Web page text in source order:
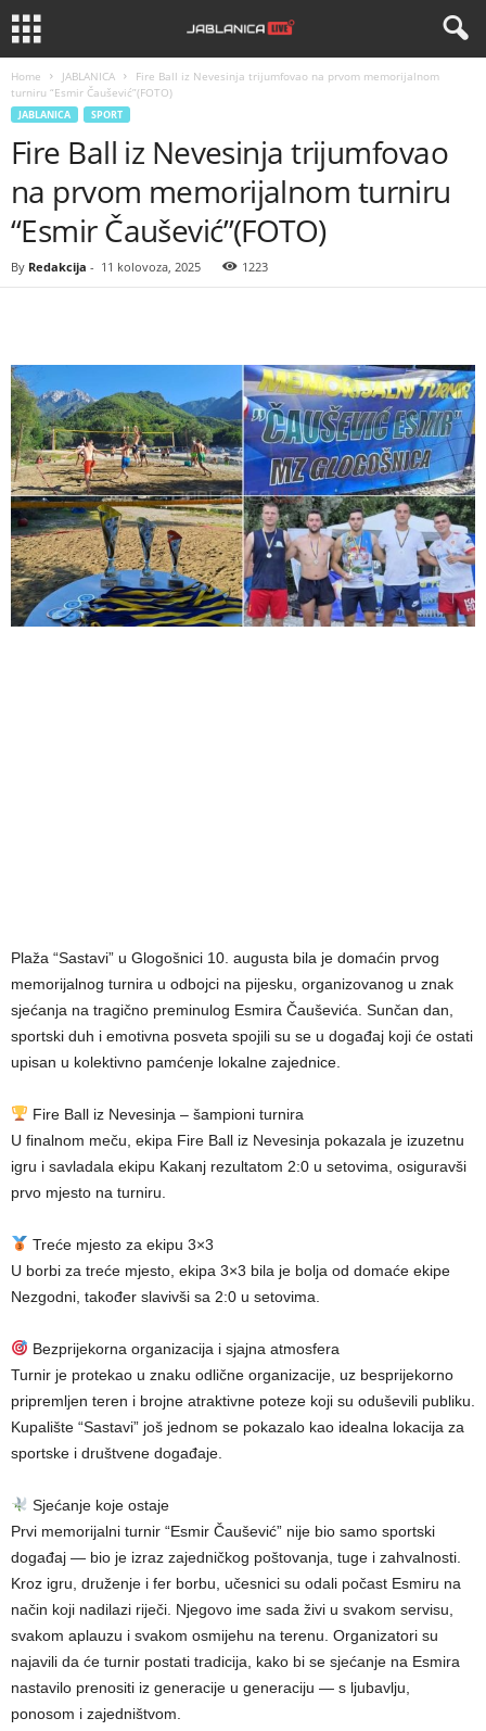
Home JABLANICA
Fire Ball iz Nevesinja trijumfovao na prvom memorijalnom
turniru “Esmir Čaušević”(FOTO)
JABLANICA SPORT
Fire Ball iz Nevesinja trijumfovao
na prvom memorijalnom turniru
“Esmir Čaušević”(FOTO)
By Redakcija - 11 kolovoza, 2025 1223
Plaža “Sastavi” u Glogošnici 10. augusta bila je domaćin prvog
memorijalnog turnira u odbojci na pijesku, organizovanog u znak
sjećanja na tragično preminulog Esmira Čauševića. Sunčan dan,
sportski duh i emotivna posveta spojili su se u događaj koji će ostati
upisan u kolektivno pamćenje lokalne zajednice.
Fire Ball iz Nevesinja – šampioni turnira
U finalnom meču, ekipa Fire Ball iz Nevesinja pokazala je izuzetnu
igru i savladala ekipu Kakanj rezultatom 2:0 u setovima, osiguravši
prvo mjesto na turniru.
Treće mjesto za ekipu 3×3
U borbi za treće mjesto, ekipa 3×3 bila je bolja od domaće ekipe
Nezgodni, također slavivši sa 2:0 u setovima.
Bezprijekorna organizacija i sjajna atmosfera
Turnir je protekao u znaku odlične organizacije, uz besprijekorno
pripremljen teren i brojne atraktivne poteze koji su oduševili publiku.
Kupalište “Sastavi” još jednom se pokazalo kao idealna lokacija za
sportske i društvene događaje.
Sjećanje koje ostaje
Prvi memorijalni turnir “Esmir Čaušević” nije bio samo sportski
događaj — bio je izraz zajedničkog poštovanja, tuge i zahvalnosti.
Kroz igru, druženje i fer borbu, učesnici su odali počast Esmiru na
način koji nadilazi riječi. Njegovo ime sada živi u svakom servisu,
svakom aplauzu i svakom osmijehu na terenu. Organizatori su
najavili da će turnir postati tradicija, kako bi se sjećanje na Esmira
nastavilo prenositi iz generacije u generaciju — s ljubavlju,
ponosom i zajedništvom.